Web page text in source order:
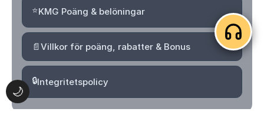
🌙
⭐KMG Poäng & belöningar
📄Villkor för poäng, rabatter & Bonus
🔒Integritetspolicy